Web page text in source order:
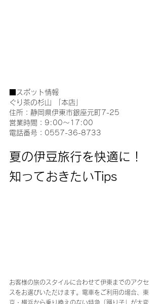
■スポット情報
ぐり茶の杉山 「本店」
住所：静岡県伊東市銀座元町7-25
営業時間：9:00～17:00
電話番号：0557-36-8733
夏の伊豆旅行を快適に！
知っておきたいTips
お客様の旅のスタイルに合わせて伊東までのアクセ
スをお選びいただけます。電車をご利用の場合、東
京・横浜から乗り換えのない特急「踊り子」が大変